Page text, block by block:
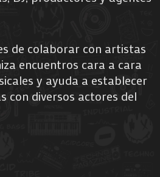
de colaborar con artistas
encuentros cara a cara
y ayuda a establecer
con diversos actores del